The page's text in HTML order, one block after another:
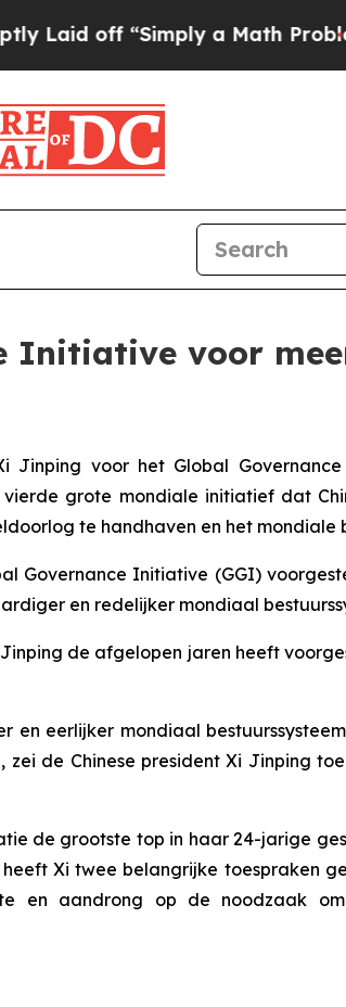
“Simply a Math Problem Dr.
Initiative voor
voor het Global
grote mondiale initiatief dat
te handhaven en het mondiale
Governance Initiative (GGI)
en redelijker mondiaal
de afgelopen jaren heeft
eerlijker mondiaal
de Chinese president Xi Jinping
de grootste top in haar 24-jarige
Xi twee belangrijke toespraken
en aandrong op de noodzaak